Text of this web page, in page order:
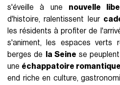
s'éveille à une nouvelle
d'histoire, ralentissent leur
les résidents à profiter de
s'animent, les espaces verts
berges de
la Seine se
une échappatoire
end riche en culture,